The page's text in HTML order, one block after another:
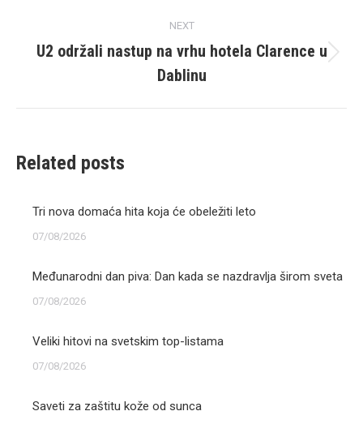
NEXT
Next
post:
U2 održali nastup na vrhu hotela Clarence u
Dablinu
Related posts
Tri nova domaća hita koja će obeležiti leto
07/08/2026
Međunarodni dan piva: Dan kada se nazdravlja širom sveta
07/08/2026
Veliki hitovi na svetskim top-listama
07/08/2026
Saveti za zaštitu kože od sunca